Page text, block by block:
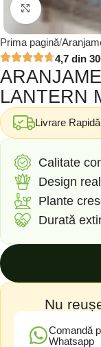
Click to
Prima pagină
4,7 din
LANTERN
Livrare
Calitate
Design
Plante
Durată
Nu
Comandă
Whatsapp